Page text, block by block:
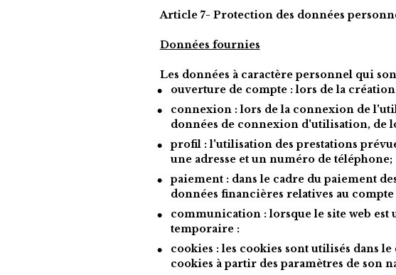
Article 7- Protection des données
Données fournies
Les données à caractère personnel qui
ouverture de compte : lors de la
connexion : lors de la connexion de
données de connexion d'utilisation, de
profil : l'utilisation des prestations
une adresse et un numéro de téléphone;
paiement : dans le cadre du paiement
données financières relatives au
communication : lorsque le site web
temporaire :
cookies : les cookies sont utilisés dans
cookies à partir des paramètres de son